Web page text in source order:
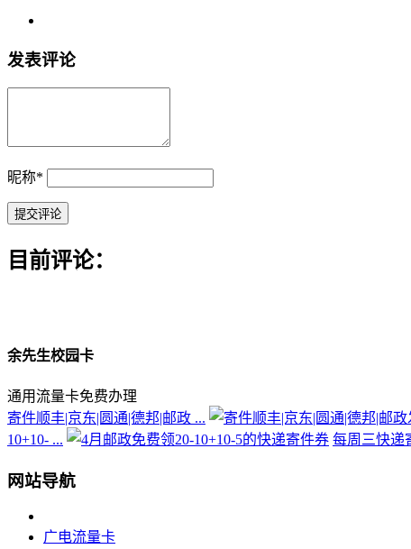
发表评论
昵称*
目前评论：
余先生校园卡
通用流量卡免费办理
寄件顺丰|京东|圆通|德邦|邮政 ...
10+10- ...
每周三快递
网站导航
广电流量卡